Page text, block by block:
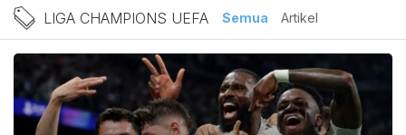
Berita Liga Champions
LIGA CHAMPIONS UEFA Semua Artikel